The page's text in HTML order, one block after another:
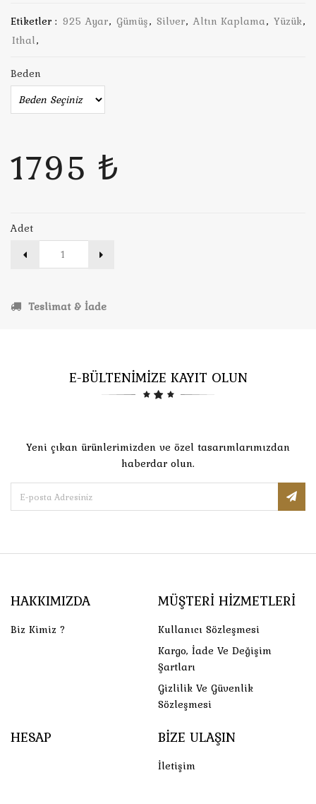
Etiketler : 925 Ayar, Gümüş, Silver, Altın Kaplama, Yüzük,
Ithal,
Beden
1795 ₺
Adet
Teslimat & İade
E-BÜLTENİMİZE KAYIT OLUN
Yeni çıkan ürünlerimizden ve özel tasarımlarımızdan
haberdar olun.
HAKKIMIZDA
Biz Kimiz ?
MÜŞTERI HIZMETLERI
Kullanıcı Sözleşmesi
Kargo, İade Ve Değişim
Şartları
Gizlilik Ve Güvenlik
Sözleşmesi
HESAP BIZE ULAŞIN
İletişim